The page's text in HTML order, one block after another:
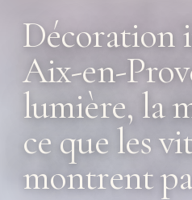
Décoration
Aix-en-
lumière, la
ce que les
montrent